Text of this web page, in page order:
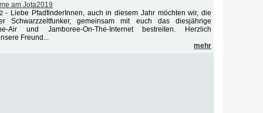
am Jota2019
- Liebe PfadfinderInnen, auch in diesem Jahr möchten wir, die
Schwarzzeltfunker, gemeinsam mit euch das diesjährige
Air und Jamboree-On-The-Internet bestreiten. Herzlich
Freund...
mehr